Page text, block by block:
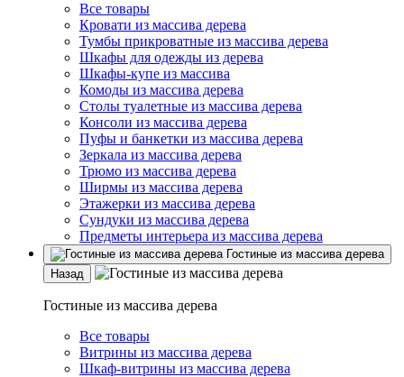
Все товары
Кровати из массива дерева
Тумбы прикроватные из массива дерева
Шкафы для одежды из дерева
Шкафы-купе из массива
Комоды из массива дерева
Столы туалетные из массива дерева
Консоли из массива дерева
Пуфы и банкетки из массива дерева
Зеркала из массива дерева
Трюмо из массива дерева
Ширмы из массива дерева
Этажерки из массива дерева
Сундуки из массива дерева
Предметы интерьера из массива дерева
Гостиные из массива дерева
Назад
Гостиные из массива дерева
Все товары
Витрины из массива дерева
Шкаф-витрины из массива дерева